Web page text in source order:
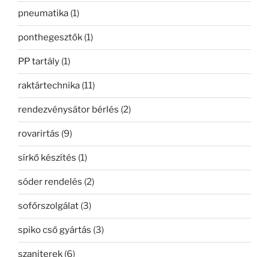
pneumatika (1)
ponthegesztők (1)
PP tartály (1)
raktártechnika (11)
rendezvénysátor bérlés (2)
rovarirtás (9)
sírkő készítés (1)
sóder rendelés (2)
sofőrszolgálat (3)
spiko cső gyártás (3)
szaniterek (6)